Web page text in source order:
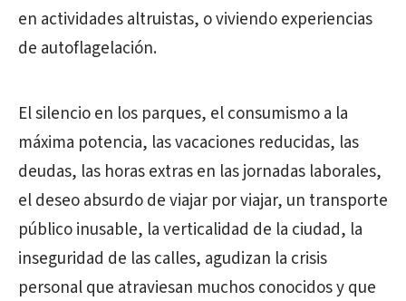
en actividades altruistas, o viviendo experiencias
de autoflagelación.
El silencio en los parques, el consumismo a la
máxima potencia, las vacaciones reducidas, las
deudas, las horas extras en las jornadas laborales,
el deseo absurdo de viajar por viajar, un transporte
público inusable, la verticalidad de la ciudad, la
inseguridad de las calles, agudizan la crisis
personal que atraviesan muchos conocidos y que